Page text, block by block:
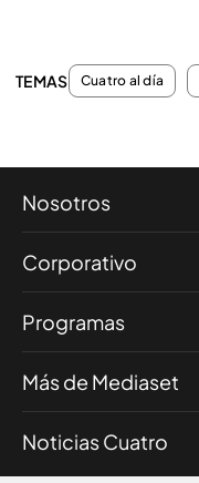
TEMAS Cuatro al día
Nosotros
Corporativo
Programas
Más de Mediaset
Noticias Cuatro